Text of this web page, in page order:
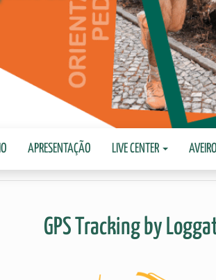
APRESENTAÇÃO LIVE CENTER
GPS Tracking by